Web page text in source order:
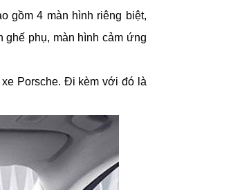
gồm 4 màn hình riêng biệt,
ghế phụ, màn hình cảm ứng
Porsche. Đi kèm với đó là